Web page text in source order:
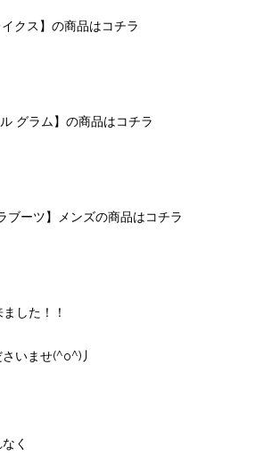
イクス】の商品はコチラ
グラム】の商品はコチラ
ブーツ】メンズの商品はコチラ
した！！
いませ(^o^)丿
く